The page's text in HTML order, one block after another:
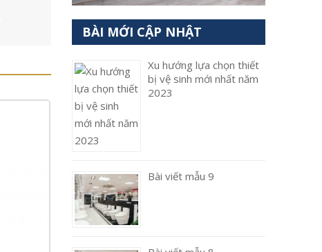
BÀI MỚI CẬP NHẬT
Xu hướng lựa chọn thiết
bị vệ sinh mới nhất năm
2023
Bài viết mẫu 9